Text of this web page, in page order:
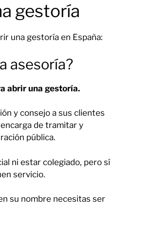
gestoría
una gestoría en España:
asesoría?
abrir una gestoría.
y consejo a sus clientes
de tramitar y
pública.
ni estar colegiado, pero sí
servicio.
su nombre necesitas ser